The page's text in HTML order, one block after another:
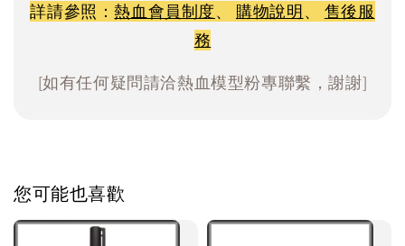
詳請參照：熱血會員制度、 購物說明、 售後服
務
[如有任何疑問請洽熱血模型粉專聯繫，謝謝]
您可能也喜歡